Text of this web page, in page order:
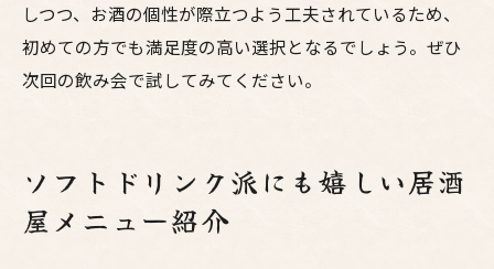
しつつ、お酒の個性が際立つよう工夫されているため、
初めての方でも満足度の高い選択となるでしょう。ぜひ
次回の飲み会で試してみてください。
ソフトドリンク派にも嬉しい居酒
屋メニュー紹介